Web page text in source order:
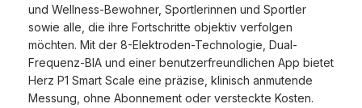
und Wellness-Bewohner, Sportlerinnen und Sportler
sowie alle, die ihre Fortschritte objektiv verfolgen
möchten. Mit der 8-Elektroden-Technologie, Dual-
Frequenz-BIA und einer benutzerfreundlichen App bietet
Herz P1 Smart Scale eine präzise, klinisch anmutende
Messung, ohne Abonnement oder versteckte Kosten.